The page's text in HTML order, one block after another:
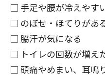
□ 手足や腰が冷えやす
□ のぼせ・ほてりがあ
□ 脇汗が気になる
□ トイレの回数が増え
□ 頭痛やめまい、耳鳴